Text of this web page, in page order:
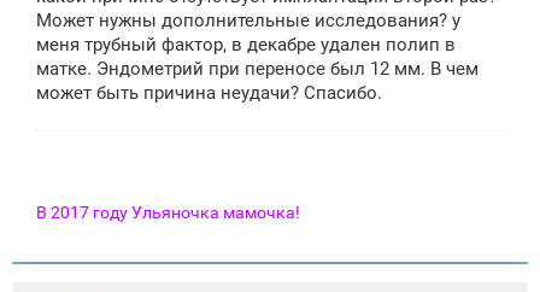
Может нужны дополнительные исследования? у
меня трубный фактор, в декабре удален полип в
матке. Эндометрий при переносе был 12 мм. В чем
может быть причина неудачи? Спасибо.
В 2017 году Ульяночка мамочка!